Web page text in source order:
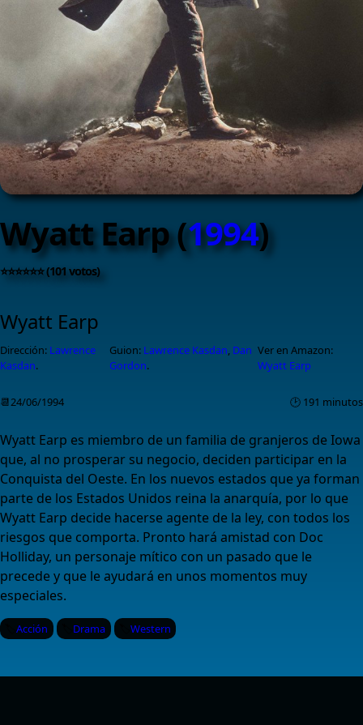
Wyatt Earp (1994)
⭐⭐⭐⭐⭐⭐ (101 votos)
Wyatt Earp
Dirección: Lawrence
Kasdan.
Guion: Lawrence Kasdan, Dan
Gordon.
Ver en Amazon:
Wyatt Earp
📆24/06/1994 🕑 191 minutos
Wyatt Earp es miembro de un familia de granjeros de Iowa
que, al no prosperar su negocio, deciden participar en la
Conquista del Oeste. En los nuevos estados que ya forman
parte de los Estados Unidos reina la anarquía, por lo que
Wyatt Earp decide hacerse agente de la ley, con todos los
riesgos que comporta. Pronto hará amistad con Doc
Holliday, un personaje mítico con un pasado que le
precede y que le ayudará en unos momentos muy
especiales.
Acción Drama Western